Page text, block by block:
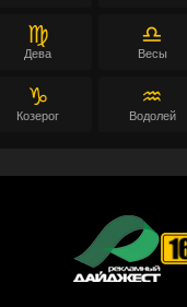
♍
Дева
♎
Весы
♑
Козерог
♒
Водолей